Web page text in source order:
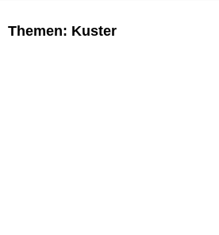
Themen: Kuster